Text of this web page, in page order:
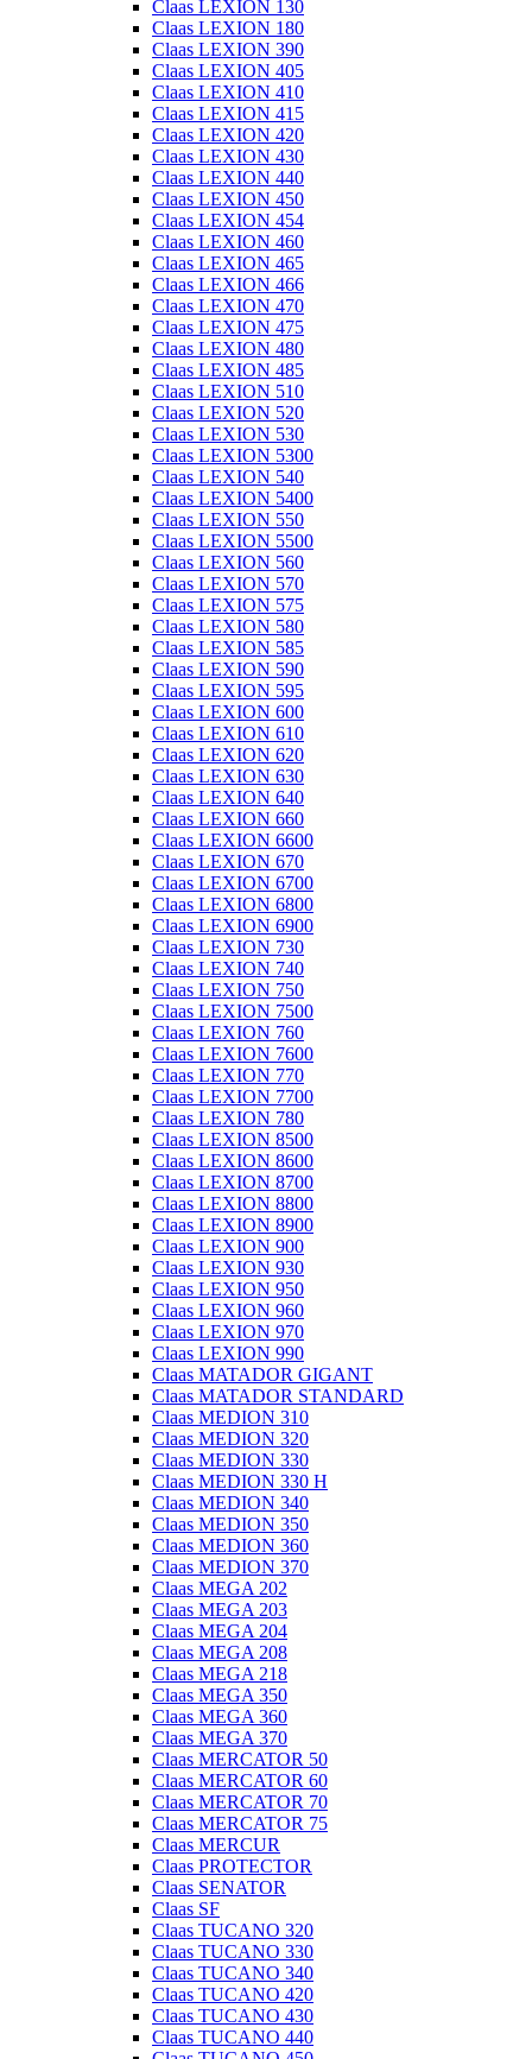
Claas LEXION 130
Claas LEXION 180
Claas LEXION 390
Claas LEXION 405
Claas LEXION 410
Claas LEXION 415
Claas LEXION 420
Claas LEXION 430
Claas LEXION 440
Claas LEXION 450
Claas LEXION 454
Claas LEXION 460
Claas LEXION 465
Claas LEXION 466
Claas LEXION 470
Claas LEXION 475
Claas LEXION 480
Claas LEXION 485
Claas LEXION 510
Claas LEXION 520
Claas LEXION 530
Claas LEXION 5300
Claas LEXION 540
Claas LEXION 5400
Claas LEXION 550
Claas LEXION 5500
Claas LEXION 560
Claas LEXION 570
Claas LEXION 575
Claas LEXION 580
Claas LEXION 585
Claas LEXION 590
Claas LEXION 595
Claas LEXION 600
Claas LEXION 610
Claas LEXION 620
Claas LEXION 630
Claas LEXION 640
Claas LEXION 660
Claas LEXION 6600
Claas LEXION 670
Claas LEXION 6700
Claas LEXION 6800
Claas LEXION 6900
Claas LEXION 730
Claas LEXION 740
Claas LEXION 750
Claas LEXION 7500
Claas LEXION 760
Claas LEXION 7600
Claas LEXION 770
Claas LEXION 7700
Claas LEXION 780
Claas LEXION 8500
Claas LEXION 8600
Claas LEXION 8700
Claas LEXION 8800
Claas LEXION 8900
Claas LEXION 900
Claas LEXION 930
Claas LEXION 950
Claas LEXION 960
Claas LEXION 970
Claas LEXION 990
Claas MATADOR GIGANT
Claas MATADOR STANDARD
Claas MEDION 310
Claas MEDION 320
Claas MEDION 330
Claas MEDION 330 H
Claas MEDION 340
Claas MEDION 350
Claas MEDION 360
Claas MEDION 370
Claas MEGA 202
Claas MEGA 203
Claas MEGA 204
Claas MEGA 208
Claas MEGA 218
Claas MEGA 350
Claas MEGA 360
Claas MEGA 370
Claas MERCATOR 50
Claas MERCATOR 60
Claas MERCATOR 70
Claas MERCATOR 75
Claas MERCUR
Claas PROTECTOR
Claas SENATOR
Claas SF
Claas TUCANO 320
Claas TUCANO 330
Claas TUCANO 340
Claas TUCANO 420
Claas TUCANO 430
Claas TUCANO 440